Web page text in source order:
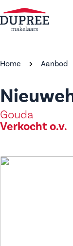
Home Aanbod
Gouda
Verkocht o.v.